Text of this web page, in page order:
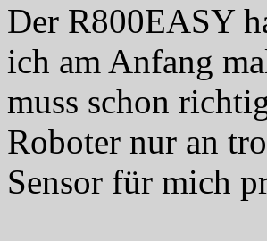
Der R800EASY
ich am Anfang
muss schon
Roboter nur an
Sensor für mich